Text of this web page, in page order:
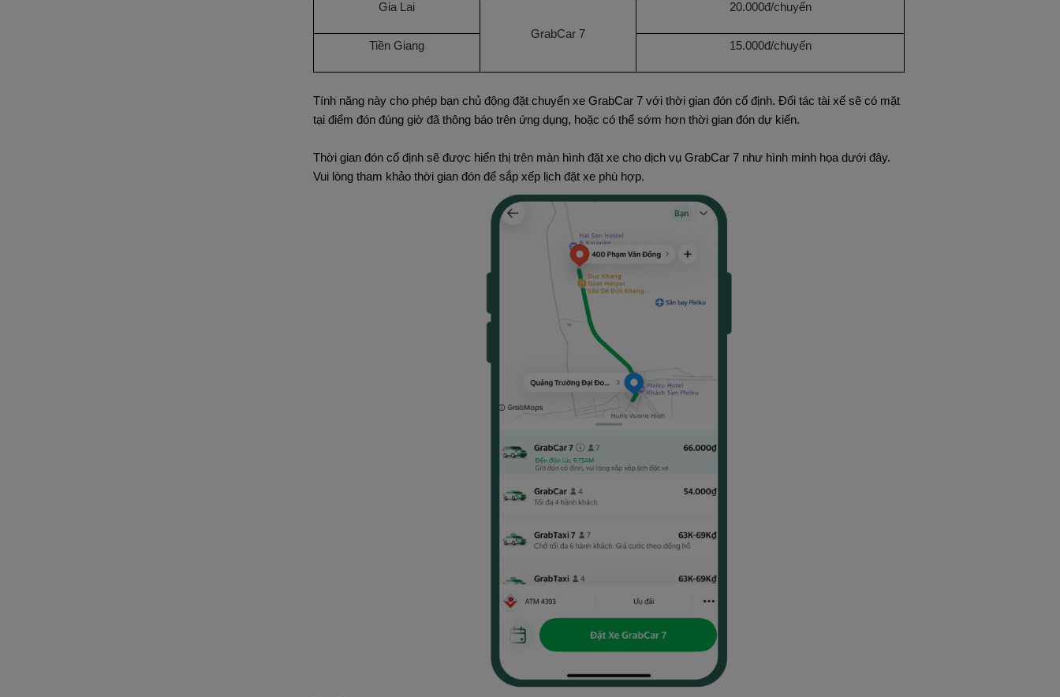
Gia Lai
GrabCar 7
20.000đ/chuyến
Tiền Giang 15.000đ/chuyến
Tính năng này cho phép bạn chủ động đặt chuyến xe GrabCar 7 với thời gian đón cố định. Đối tác tài xế sẽ có mặt
tại điểm đón đúng giờ đã thông báo trên ứng dụng, hoặc có thể sớm hơn thời gian đón dự kiến.
Thời gian đón cố định sẽ được hiển thị trên màn hình đặt xe cho dịch vụ GrabCar 7 như hình minh họa dưới đây.
Vui lòng tham khảo thời gian đón để sắp xếp lịch đặt xe phù hợp.